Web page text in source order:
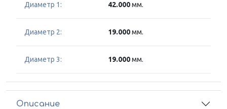
Диаметр 1: 42.000мм.
Диаметр 2: 19.000мм.
Диаметр 3: 19.000мм.
Описание